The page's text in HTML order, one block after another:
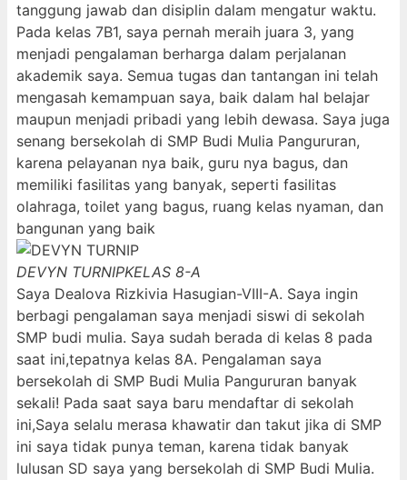
tanggung jawab dan disiplin dalam mengatur waktu.
Pada kelas 7B1, saya pernah meraih juara 3, yang
menjadi pengalaman berharga dalam perjalanan
akademik saya. Semua tugas dan tantangan ini telah
mengasah kemampuan saya, baik dalam hal belajar
maupun menjadi pribadi yang lebih dewasa. Saya juga
senang bersekolah di SMP Budi Mulia Pangururan,
karena pelayanan nya baik, guru nya bagus, dan
memiliki fasilitas yang banyak, seperti fasilitas
olahraga, toilet yang bagus, ruang kelas nyaman, dan
bangunan yang baik
DEVYN TURNIPKELAS 8-A
Saya Dealova Rizkivia Hasugian-VIII-A. Saya ingin
berbagi pengalaman saya menjadi siswi di sekolah
SMP budi mulia. Saya sudah berada di kelas 8 pada
saat ini,tepatnya kelas 8A. Pengalaman saya
bersekolah di SMP Budi Mulia Pangururan banyak
sekali! Pada saat saya baru mendaftar di sekolah
ini,Saya selalu merasa khawatir dan takut jika di SMP
ini saya tidak punya teman, karena tidak banyak
lulusan SD saya yang bersekolah di SMP Budi Mulia.